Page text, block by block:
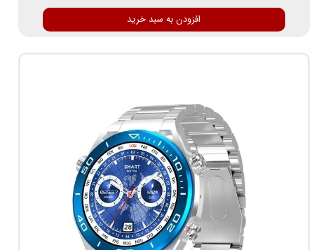
افزودن به سبد خرید